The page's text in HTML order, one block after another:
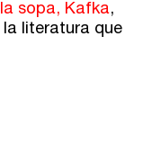
sopa, Kafka,
la literatura que